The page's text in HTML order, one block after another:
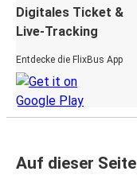
Digitales Ticket &
Live-Tracking
Entdecke die FlixBus App
Auf dieser Seite